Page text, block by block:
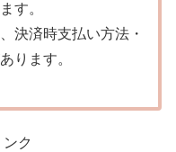
す。
決済時支払い方法・
ります。
ク